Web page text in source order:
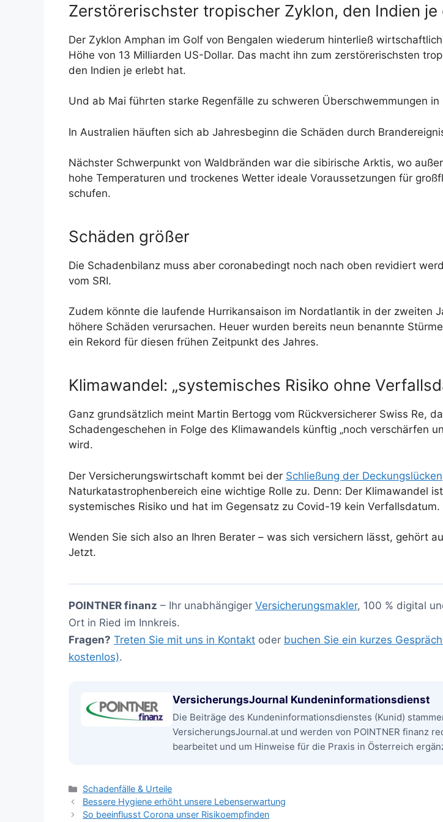
Zerstörerischster tropischer Zyklon, den Indien je
Der Zyklon Amphan im Golf von Bengalen wiederum hinterließ
Höhe von 13 Milliarden US-Dollar. Das macht ihn zum zerstörerischsten
den Indien je erlebt hat.
Und ab Mai führten starke Regenfälle zu schweren Überschwemmungen in
In Australien häuften sich ab Jahresbeginn die Schäden durch
Nächster Schwerpunkt von Waldbränden war die sibirische Arktis, wo
hohe Temperaturen und trockenes Wetter ideale Voraussetzungen für
schufen.
Schäden größer
Die Schadenbilanz muss aber coronabedingt noch nach oben revidiert
vom SRI.
Zudem könnte die laufende Hurrikansaison im Nordatlantik in der zweiten
höhere Schäden verursachen. Heuer wurden bereits neun benannte
ein Rekord für diesen frühen Zeitpunkt des Jahres.
Klimawandel: „systemisches Risiko ohne
Ganz grundsätzlich meint Martin Bertogg vom Rückversicherer Swiss Re,
Schadengeschehen in Folge des Klimawandels künftig „noch verschärfen
wird.
Der Versicherungswirtschaft kommt bei der Schließung der Deckungslücken
Naturkatastrophenbereich eine wichtige Rolle zu. Denn: Der Klimawandel
systemisches Risiko und hat im Gegensatz zu Covid-19 kein Verfallsdatum.
Wenden Sie sich also an Ihren Berater – was sich versichern lässt, gehört
Jetzt.
POINTNER finanz – Ihr unabhängiger Versicherungsmakler, 100 % digital
Ort in Ried im Innkreis.
Fragen? Treten Sie mit uns in Kontakt oder buchen Sie ein kurzes
kostenlos).
VersicherungsJournal Kundeninformationsdienst
Die Beiträge des Kundeninformationsdienstes (Kunid)
VersicherungsJournal.at und werden von POINTNER finanz
bearbeitet und um Hinweise für die Praxis in Österreich
Kategorien
Schadenfälle & Urteile
Bessere Hygiene erhöht unsere Lebenserwartung
So beeinflusst Corona unser Risikoempfinden